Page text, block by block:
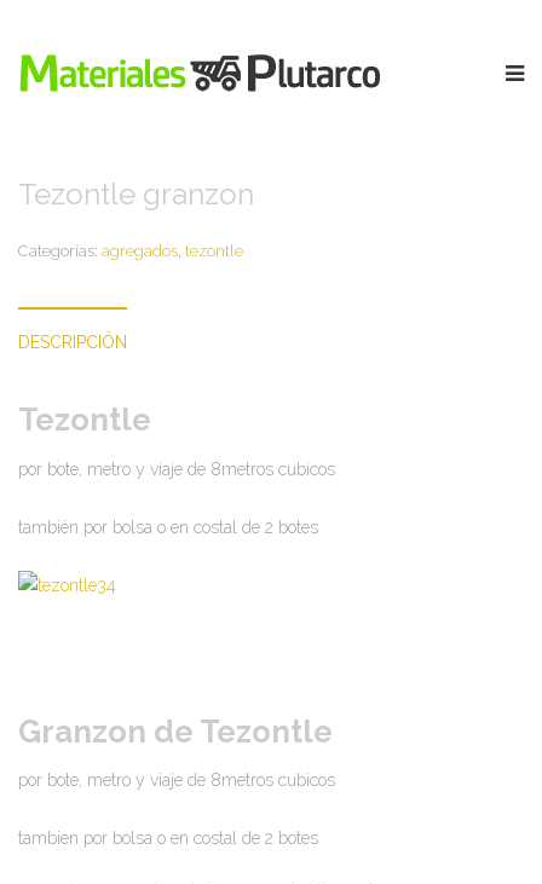
Tezontle granzon
Categorías: agregados, tezontle
DESCRIPCIÓN
Tezontle
por bote, metro y viaje de 8metros cubicos
también por bolsa o en costal de 2 botes
Granzon de Tezontle
por bote, metro y viaje de 8metros cubicos
tambien por bolsa o en costal de 2 botes